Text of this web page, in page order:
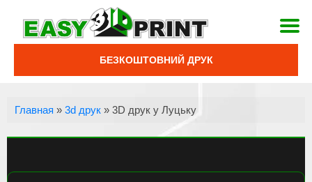
БЕЗКОШТОВНИЙ ДРУК
Главная »3d друк »3D друк у Луцьку